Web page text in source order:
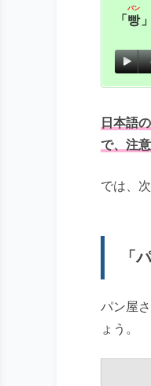
「빵
パン
日本語
で、注
では、
「
パン屋
ょう。